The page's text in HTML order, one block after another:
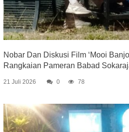
Nobar Dan Diskusi Film ‘Mooi
Rangkaian Pameran Babad
21 Juli 2026 0 78